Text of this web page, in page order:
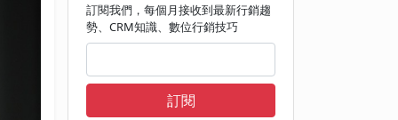
訂閱我們，每個月接收到最新行銷趨
勢、CRM知識、數位行銷技巧
訂閱